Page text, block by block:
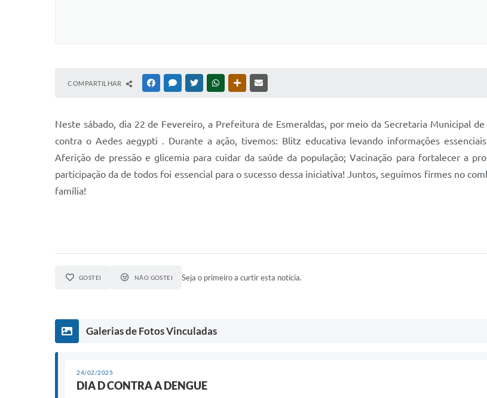
COMPARTILHAR FACEBOOKMESSENGER
TWITTERWHATSAPPOUTRAS MÍDIAS
Neste sábado, dia 22 de Fevereiro, a Prefeitura de Esmeraldas, por meio da Secretaria Municipal
contra o Aedes aegypti . Durante a ação, tivemos: Blitz educativa levando informações
Aferição de pressão e glicemia para cuidar da saúde da população; Vacinação para fortalecer a
participação da de todos foi essencial para o sucesso dessa iniciativa! Juntos, seguimos firmes no
família!
GOSTEI NÃO GOSTEI Seja o primeiro a curtir esta notícia.
Galerias de Fotos Vinculadas
24/02/2025
DIA D CONTRA A DENGUE